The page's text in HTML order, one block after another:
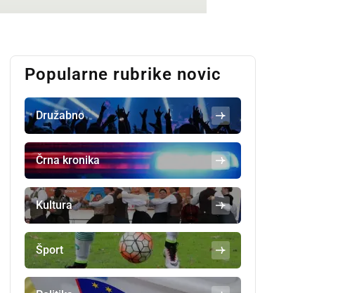
Popularne rubrike novic
Družabno
Črna kronika
Kultura
Šport